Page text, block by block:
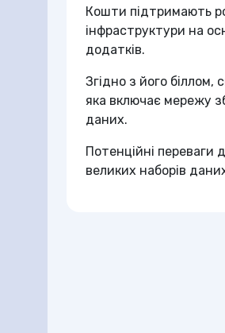
Кошти підтримають
інфраструктури на
додатків.
Згідно з його біллом,
яка включає мережу
даних.
Потенційні
великих наборів